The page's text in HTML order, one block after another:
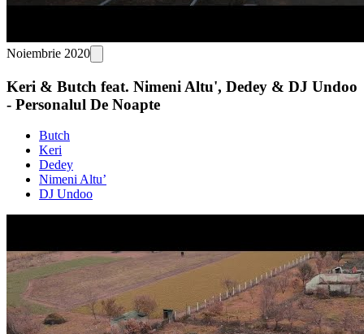
Noiembrie 2020
Keri & Butch feat. Nimeni Altu', Dedey & DJ Undoo
- Personalul De Noapte
Butch
Keri
Dedey
Nimeni Altu’
DJ Undoo